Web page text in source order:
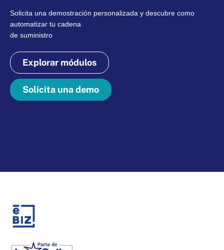
Solicita una demostración personalizada y descubre como
automatizar tu cadena
de suministro
Explorar módulos
Solicita una demo